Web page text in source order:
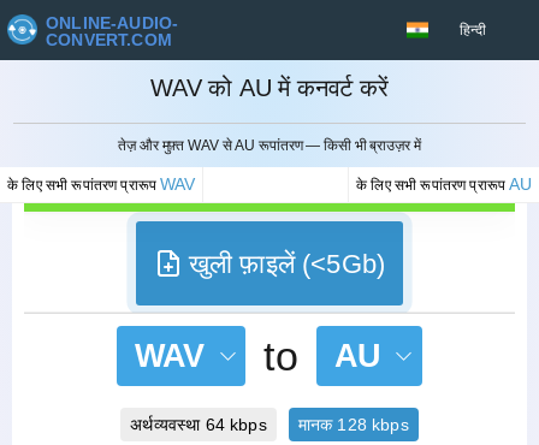
ONLINE-AUDIO-
CONVERT.COM
हिन्दी
WAV को AU में कनवर्ट करें
तेज़ और मुफ़्त WAV से AU रूपांतरण — किसी भी ब्राउज़र में
के लिए सभी रूपांतरण प्रारूपWAV के लिए सभी रूपांतरण प्रारूपAU
रद्द करना
खुली फ़ाइलें (<5Gb)
WAV to AU
अर्थव्यवस्था 64 kbps मानक 128 kbps